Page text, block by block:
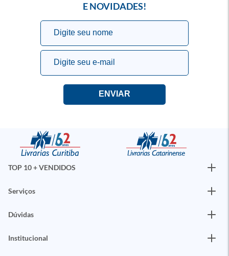
E NOVIDADES!
TOP 10 + VENDIDOS
Serviços
Dúvidas
Institucional